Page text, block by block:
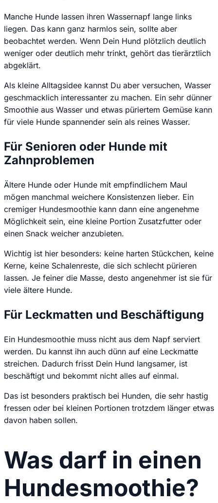
Manche Hunde lassen ihren Wassernapf lange links
liegen. Das kann ganz harmlos sein, sollte aber
beobachtet werden. Wenn Dein Hund plötzlich deutlich
weniger oder deutlich mehr trinkt, gehört das tierärztlich
abgeklärt.
Als kleine Alltagsidee kannst Du aber versuchen, Wasser
geschmacklich interessanter zu machen. Ein sehr dünner
Smoothie aus Wasser und etwas püriertem Gemüse kann
für viele Hunde spannender sein als reines Wasser.
Für Senioren oder Hunde mit
Zahnproblemen
Ältere Hunde oder Hunde mit empfindlichem Maul
mögen manchmal weichere Konsistenzen lieber. Ein
cremiger Hundesmoothie kann dann eine angenehme
Möglichkeit sein, eine kleine Portion Zusatzfutter oder
einen Snack weicher anzubieten.
Wichtig ist hier besonders: keine harten Stückchen, keine
Kerne, keine Schalenreste, die sich schlecht pürieren
lassen. Je feiner die Masse, desto angenehmer ist sie für
viele ältere Hunde.
Für Leckmatten und Beschäftigung
Ein Hundesmoothie muss nicht aus dem Napf serviert
werden. Du kannst ihn auch dünn auf eine Leckmatte
streichen. Dadurch frisst Dein Hund langsamer, ist
beschäftigt und bekommt nicht alles auf einmal.
Das ist besonders praktisch bei Hunden, die sehr hastig
fressen oder bei kleinen Portionen trotzdem länger etwas
davon haben sollen.
Was darf in einen
Hundesmoothie?